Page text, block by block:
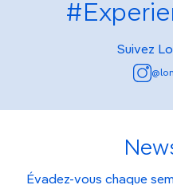
Suivez
Évadez-vous chaque